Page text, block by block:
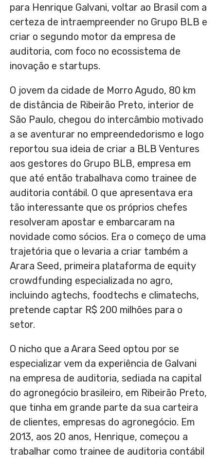
para Henrique Galvani, voltar ao Brasil com a
certeza de intraempreender no Grupo BLB e
criar o segundo motor da empresa de
auditoria, com foco no ecossistema de
inovação e startups.
O jovem da cidade de Morro Agudo, 80 km
de distância de Ribeirão Preto, interior de
São Paulo, chegou do intercâmbio motivado
a se aventurar no empreendedorismo e logo
reportou sua ideia de criar a BLB Ventures
aos gestores do Grupo BLB, empresa em
que até então trabalhava como trainee de
auditoria contábil. O que apresentava era
tão interessante que os próprios chefes
resolveram apostar e embarcaram na
novidade como sócios. Era o começo de uma
trajetória que o levaria a criar também a
Arara Seed, primeira plataforma de equity
crowdfunding especializada no agro,
incluindo agtechs, foodtechs e climatechs,
pretende captar R$ 200 milhões para o
setor.
O nicho que a Arara Seed optou por se
especializar vem da experiência de Galvani
na empresa de auditoria, sediada na capital
do agronegócio brasileiro, em Ribeirão Preto,
que tinha em grande parte da sua carteira
de clientes, empresas do agronegócio. Em
2013, aos 20 anos, Henrique, começou a
trabalhar como trainee de auditoria contábil